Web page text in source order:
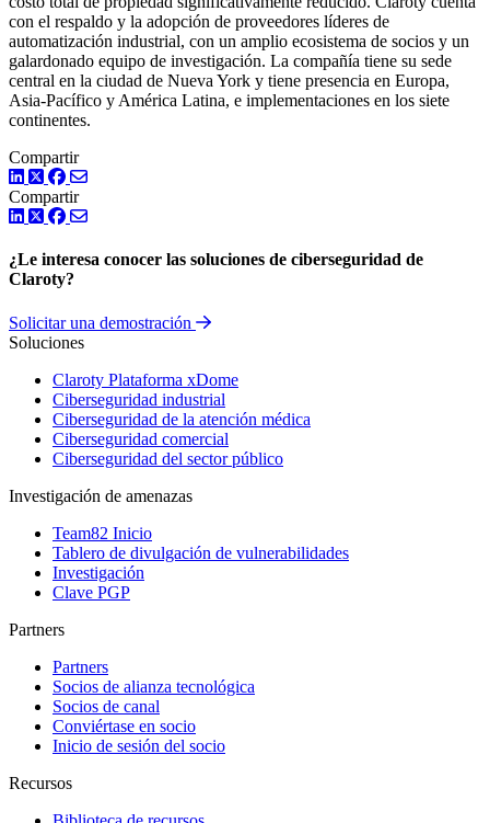
con el respaldo y la adopción de proveedores líderes de
automatización industrial, con un amplio ecosistema de socios y un
galardonado equipo de investigación. La compañía tiene su sede
central en la ciudad de Nueva York y tiene presencia en Europa,
Asia-Pacífico y América Latina, e implementaciones en los siete
continentes.
Compartir
LinkedIn
TwitterFacebook
Compartir
LinkedIn
TwitterFacebook
¿Le interesa conocer las soluciones de ciberseguridad de
Claroty?
Solicitar una demostración
Soluciones
Claroty Plataforma xDome
Ciberseguridad industrial
Ciberseguridad de la atención médica
Ciberseguridad comercial
Ciberseguridad del sector público
Investigación de amenazas
Team82 Inicio
Tablero de divulgación de vulnerabilidades
Investigación
Clave PGP
Partners
Partners
Socios de alianza tecnológica
Socios de canal
Conviértase en socio
Inicio de sesión del socio
Recursos